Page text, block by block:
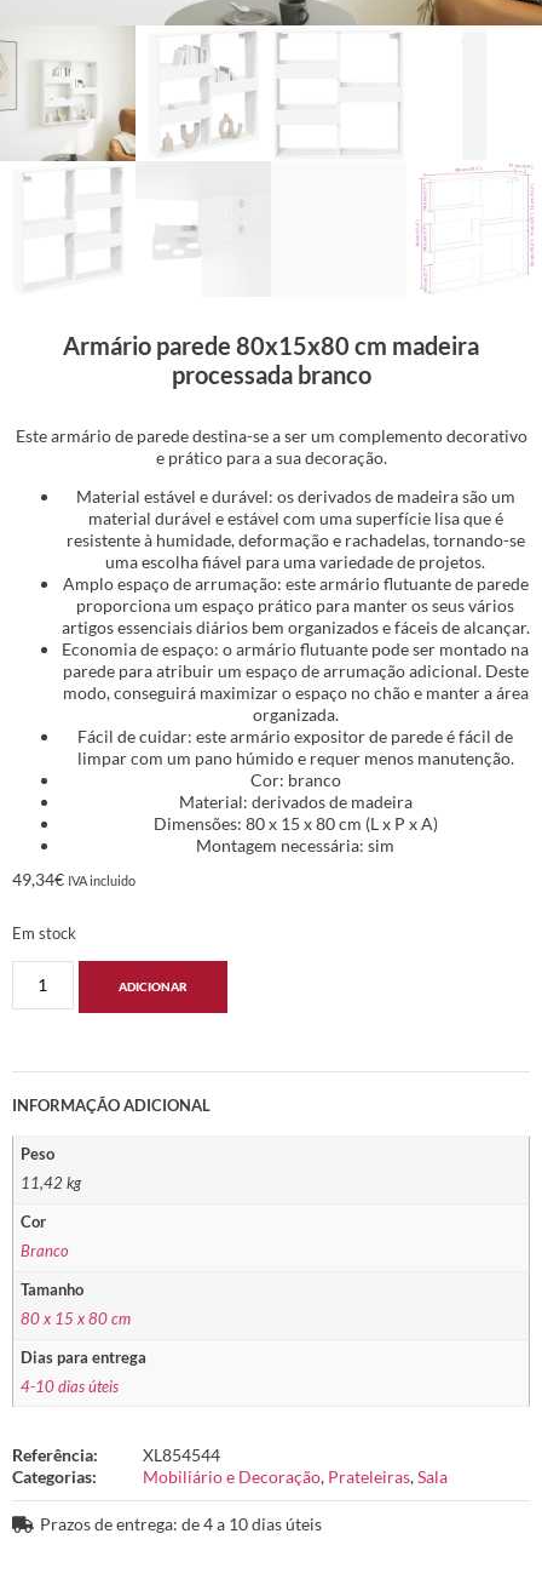
Armário parede 80x15x80 cm madeira
processada branco
Este armário de parede destina-se a ser um complemento decorativo
e prático para a sua decoração.
Material estável e durável: os derivados de madeira são um
material durável e estável com uma superfície lisa que é
resistente à humidade, deformação e rachadelas, tornando-se
uma escolha fiável para uma variedade de projetos.
Amplo espaço de arrumação: este armário flutuante de parede
proporciona um espaço prático para manter os seus vários
artigos essenciais diários bem organizados e fáceis de alcançar.
Economia de espaço: o armário flutuante pode ser montado na
parede para atribuir um espaço de arrumação adicional. Deste
modo, conseguirá maximizar o espaço no chão e manter a área
organizada.
Fácil de cuidar: este armário expositor de parede é fácil de
limpar com um pano húmido e requer menos manutenção.
Cor: branco
Material: derivados de madeira
Dimensões: 80 x 15 x 80 cm (L x P x A)
Montagem necessária: sim
49,34€ IVA incluido
Em stock
ADICIONAR
INFORMAÇÃO ADICIONAL
Peso
11,42 kg
Cor
Branco
Tamanho
80 x 15 x 80 cm
Dias para entrega
4-10 dias úteis
Referência:
XL854544
Categorias:
Mobiliário e Decoração, Prateleiras,Sala
Prazos de entrega: de 4 a 10 dias úteis